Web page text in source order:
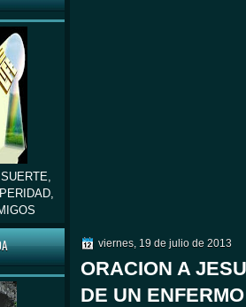
viernes, 19 de julio de 2013
ORACION A
DE UN ENFERMO